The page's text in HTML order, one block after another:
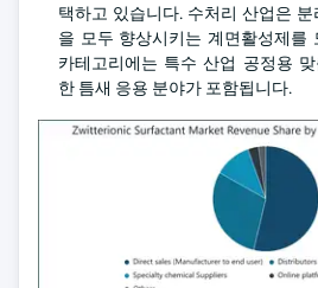
택하고 있습니다. 수처리 산업은
을 모두 향상시키는 계면활성제를
카테고리에는 특수 산업 공정용
한 틈새 응용 분야가 포함됩니다.